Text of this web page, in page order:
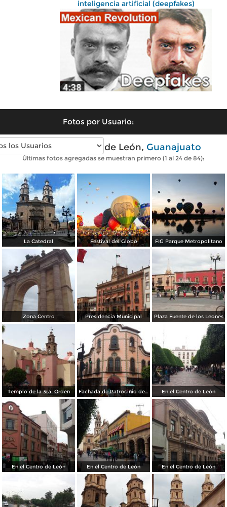
inteligencia artificial (deepfakes)
Fotos por Usuario:
Fotos modernas de León, Guanajuato
Últimas fotos agregadas se muestran primero (1 al 24 de 84):
La Catedral Festival del Globo FIG Parque Metropolitano
Zona Centro Presidencia Municipal Plaza Fuente de los Leones
Templo de la 3ra. Orden Fachada de Patrocinio de María En el Centro de León
En el Centro de León En el Centro de León En el Centro de León